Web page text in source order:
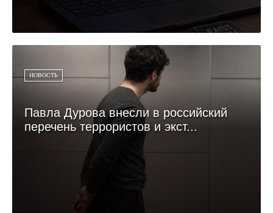
НОВОСТЬ
Павла Дурова внесли в российский
перечень террористов и экст...